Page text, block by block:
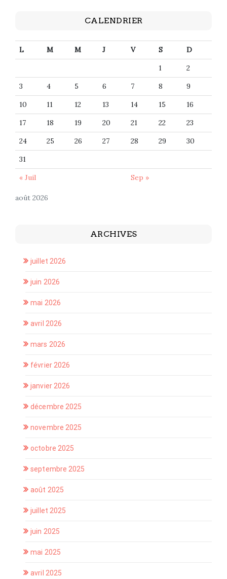
CALENDRIER
août 2026
L M M J V S
D
1
2
3
4 5 6 7 8
9
10
11 12 13 14 15
16
17
18 19 20 21 22
23
24
25 26 27 28 29
30
31
« Juil
Sep »
ARCHIVES
juillet 2026
juin 2026
mai 2026
avril 2026
mars 2026
février 2026
janvier 2026
décembre 2025
novembre 2025
octobre 2025
septembre 2025
août 2025
juillet 2025
juin 2025
mai 2025
avril 2025